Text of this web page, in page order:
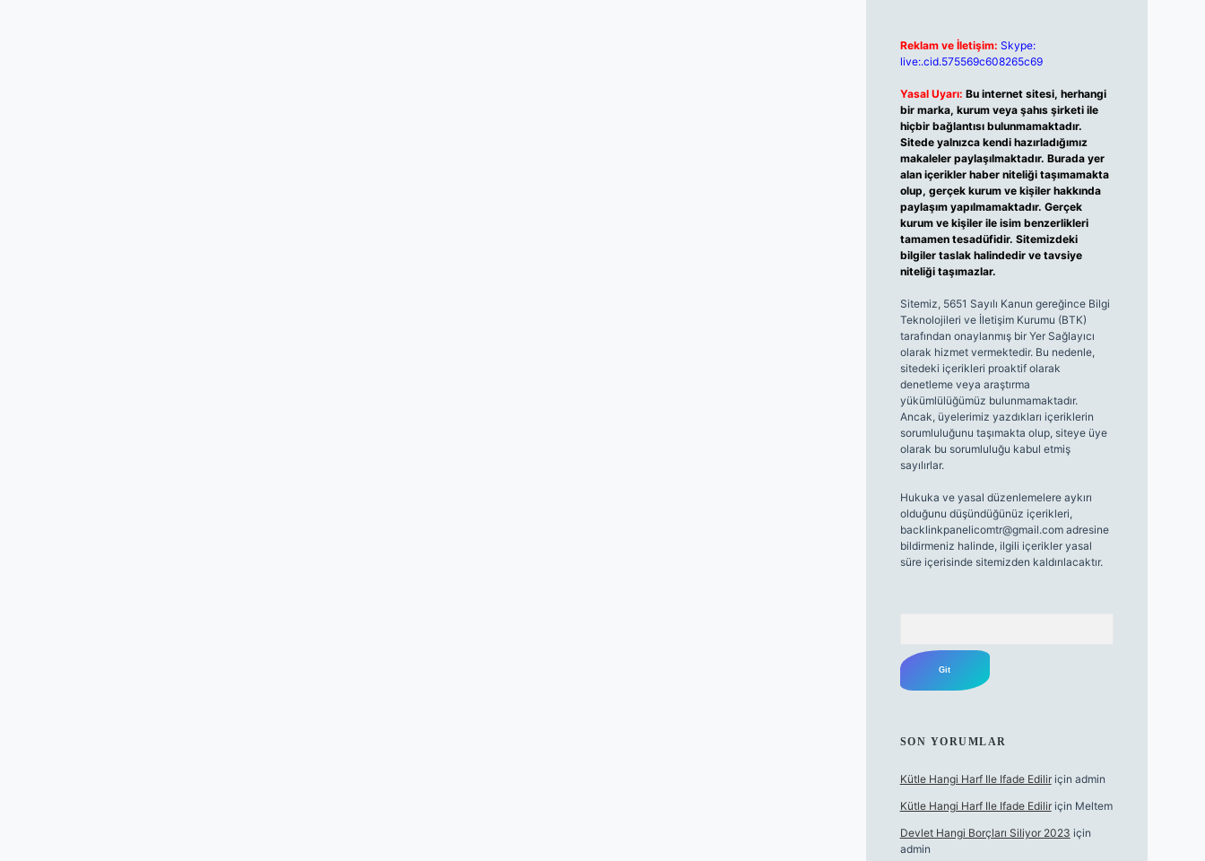
Reklam ve İletişim: Skype:
live:.cid.575569c608265c69
Yasal Uyarı: Bu internet sitesi, herhangi
bir marka, kurum veya şahıs şirketi ile
hiçbir bağlantısı bulunmamaktadır.
Sitede yalnızca kendi hazırladığımız
makaleler paylaşılmaktadır. Burada yer
alan içerikler haber niteliği taşımamakta
olup, gerçek kurum ve kişiler hakkında
paylaşım yapılmamaktadır. Gerçek
kurum ve kişiler ile isim benzerlikleri
tamamen tesadüfidir. Sitemizdeki
bilgiler taslak halindedir ve tavsiye
niteliği taşımazlar.
Sitemiz, 5651 Sayılı Kanun gereğince Bilgi
Teknolojileri ve İletişim Kurumu (BTK)
tarafından onaylanmış bir Yer Sağlayıcı
olarak hizmet vermektedir. Bu nedenle,
sitedeki içerikleri proaktif olarak
denetleme veya araştırma
yükümlülüğümüz bulunmamaktadır.
Ancak, üyelerimiz yazdıkları içeriklerin
sorumluluğunu taşımakta olup, siteye üye
olarak bu sorumluluğu kabul etmiş
sayılırlar.
Hukuka ve yasal düzenlemelere aykırı
olduğunu düşündüğünüz içerikleri,
backlinkpanelicomtr@gmail.comadresine
bildirmeniz halinde, ilgili içerikler yasal
süre içerisinde sitemizden kaldırılacaktır.
SON YORUMLAR
Kütle Hangi Harf Ile Ifade Ediliriçin admin
Kütle Hangi Harf Ile Ifade Ediliriçin Meltem
Devlet Hangi Borçları Siliyor 2023 için
admin